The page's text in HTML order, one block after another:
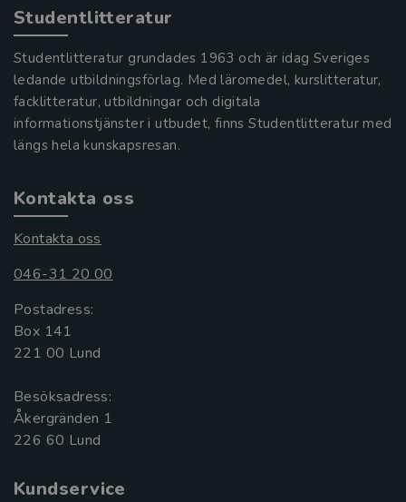
Studentlitteratur
Studentlitteratur grundades 1963 och är idag Sveriges
ledande utbildningsförlag. Med läromedel, kurslitteratur,
facklitteratur, utbildningar och digitala
informationstjänster i utbudet, finns Studentlitteratur med
längs hela kunskapsresan.
Kontakta oss
Kontakta oss
046-31 20 00
Postadress:
Box 141
221 00 Lund
Besöksadress:
Åkergränden 1
Kundservice